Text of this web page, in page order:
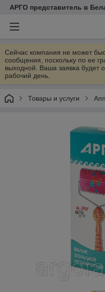
АРГО представитель в
Сейчас компания не может
сообщения, поскольку по ее
выходной. Ваша заявка будет
рабочий день.
Товары и услуги